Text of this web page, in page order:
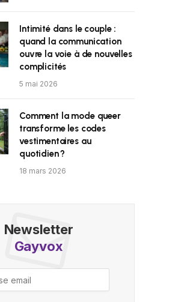
Intimité dans le couple :
quand la communication
ouvre la voie à de nouvelles
complicités
5 mai 2026
Comment la mode queer
transforme les codes
vestimentaires au
quotidien ?
18 mars 2026
Newsletter
Gayvox